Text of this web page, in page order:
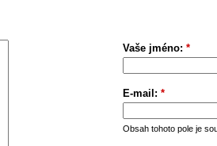
Vaše jméno: *
E-mail: *
Obsah tohoto pole je